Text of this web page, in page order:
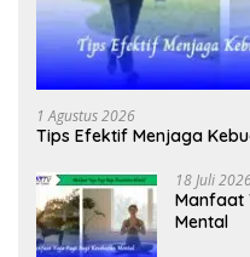
1 Agustus 2026
Tips Efektif Menjaga
18 Juli
Manfaat
Mental